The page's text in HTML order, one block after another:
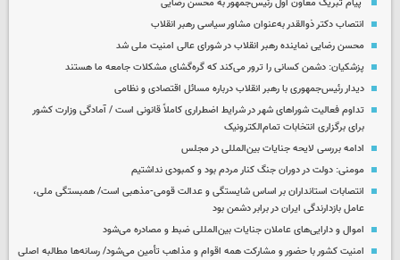
پیام تبریک معاون اول رئیس‌جمهور به محسن رضایی
انتصاب دکتر ذوالقدر به‌عنوان مشاور سیاسی رهبر انقلاب
محسن رضایی نماینده رهبر انقلاب در شورای عالی امنیت ملی شد
پزشکیان: دشمن کسانی را ترور می‌کند که گره‌گشای مشکلات جامعه ما هستند
دیدار رئیس‌جمهوری با رهبر انقلاب درباره مسائل اقتصادی و نظامی
تداوم فعالیت شوراهای شهر در شرایط اضطراری کاملاً قانونی است / آمادگی وزارت کشور
برای برگزاری انتخابات تمام‌الکترونیک
ادامه بررسی لایحه جنایات بین‌المللی در مجلس
مومنی: دولت در دوران جنگ کنار مردم بود و کمبودی نداشتیم
انتصابات استانداران بر اساس شایستگی و عدالت قومی-مذهبی است/ همبستگی ملی،
عامل بازدارندگی ایران در برابر دشمن بود
اموال و دارایی‌های عاملان جنایات بین‌المللی ضبط و مصادره می‌شود
امنیت کشور با حضور و مشارکت همه اقوام و مذاهب تأمین می‌شود/ رسانه‌ها مطالبه اصلی